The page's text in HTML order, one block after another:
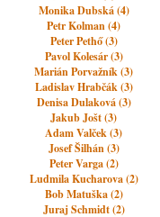
Monika Dubská (4)
Petr Kolman (4)
Peter Pethő (3)
Pavol Kolesár (3)
Marián Porvažník (3)
Ladislav Hrabčák (3)
Denisa Dulaková (3)
Jakub Jošt (3)
Adam Valček (3)
Josef Šilhán (3)
Peter Varga (2)
Ludmila Kucharova (2)
Bob Matuška (2)
Juraj Schmidt (2)